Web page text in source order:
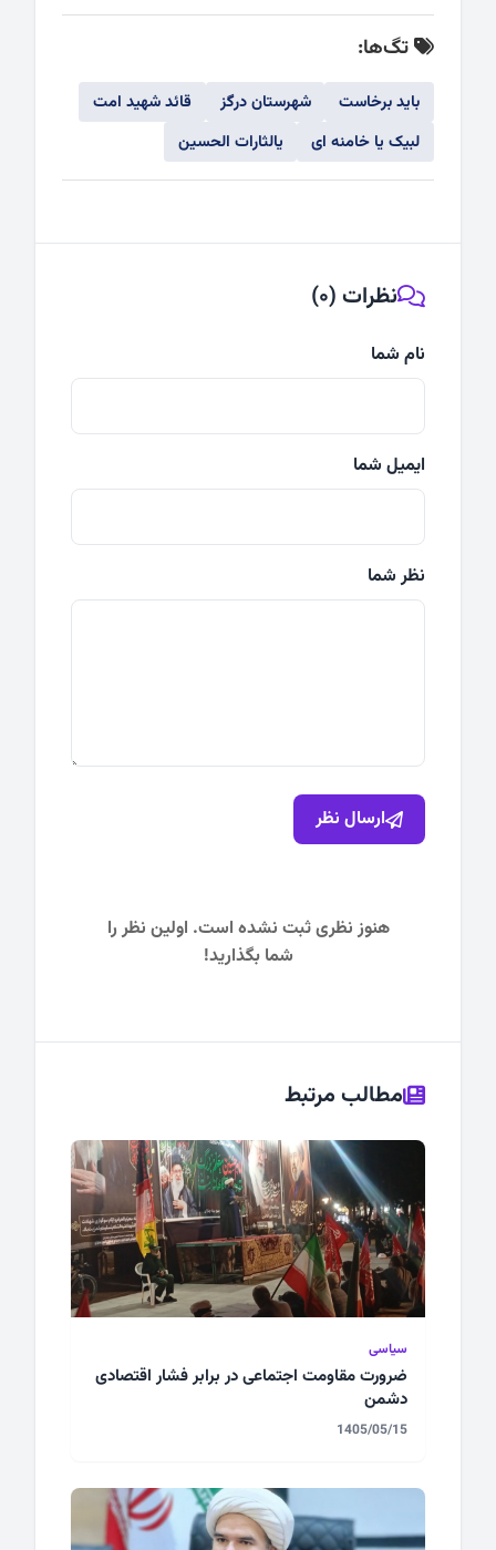
تگ‌ها:
باید برخاست شهرستان درگز
قائد شهید امت
لبیک یا خامنه ای
یالثارات الحسین
نظرات (0)
نام شما
ایمیل شما
نظر شما
ارسال نظر
هنوز نظری ثبت نشده است. اولین نظر را
شما بگذارید!
مطالب مرتبط
سیاسی
ضرورت مقاومت اجتماعی در برابر فشار اقتصادی
دشمن
1405/05/15